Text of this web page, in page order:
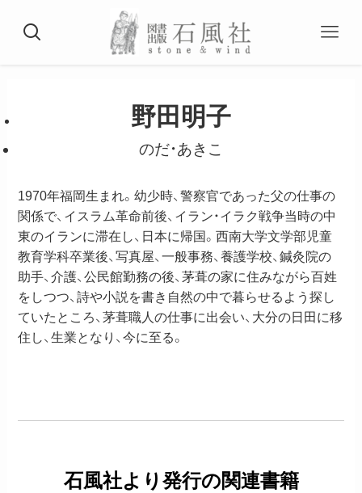
野田明子
のだ・あきこ
1970年福岡生まれ。幼少時、警察官であった父の仕事の
関係で、イスラム革命前後、イラン・イラク戦争当時の中
東のイランに滞在し、日本に帰国。西南大学文学部児童
教育学科卒業後、写真屋、一般事務、養護学校、鍼灸院の
助手、介護、公民館勤務の後、茅葺の家に住みながら百姓
をしつつ、詩や小説を書き自然の中で暮らせるよう探し
ていたところ、茅葺職人の仕事に出会い、大分の日田に移
住し、生業となり、今に至る。
石風社より発行の関連書籍